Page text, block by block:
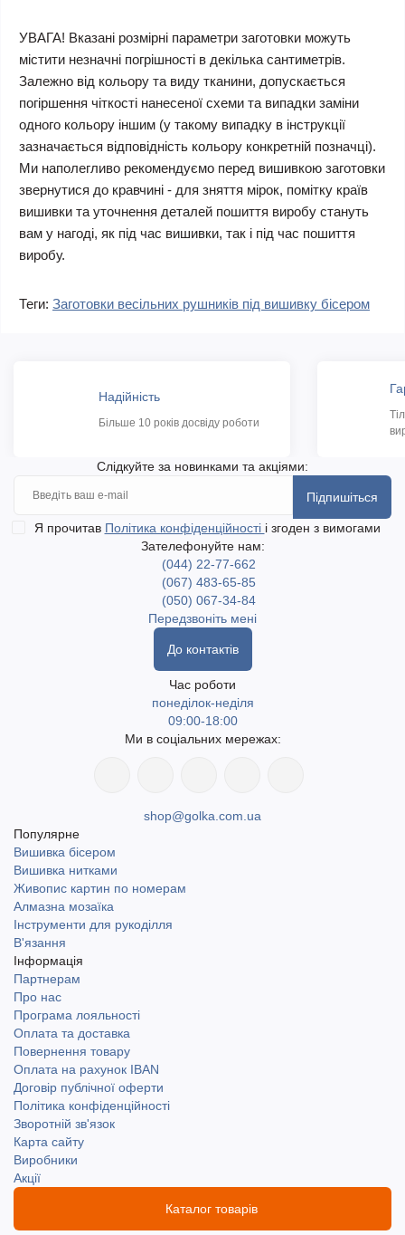
УВАГА! Вказані розмірні параметри заготовки можуть
містити незначні погрішності в декілька сантиметрів.
Залежно від кольору та виду тканини, допускається
погіршення чіткості нанесеної схеми та випадки заміни
одного кольору іншим (у такому випадку в інструкції
зазначається відповідність кольору конкретній позначці).
Ми наполегливо рекомендуємо перед вишивкою заготовки
звернутися до кравчині - для зняття мірок, помітку країв
вишивки та уточнення деталей пошиття виробу стануть
вам у нагоді, як під час вишивки, так і під час пошиття
виробу.
Теги: Заготовки весільних рушників під вишивку бісером
Надійність
Більше 10 років досвіду роботи
Слідкуйте за новинками та акціями:
Підпишіться
Я прочитав Політика конфіденційності і згоден з вимогами
Зателефонуйте нам:
(044) 22-77-662
(067) 483-65-85
(050) 067-34-84
Передзвоніть мені
До контактів
Час роботи
понеділок-неділя
09:00-18:00
Ми в соціальних мережах:
shop@golka.com.ua
Популярне
Вишивка бісером
Вишивка нитками
Живопис картин по номерам
Алмазна мозаїка
Інструменти для рукоділля
В'язання
Інформація
Партнерам
Про нас
Програма лояльності
Оплата та доставка
Повернення товару
Оплата на рахунок IBAN
Договір публічної оферти
Політика конфіденційності
Зворотній зв'язок
Карта сайту
Виробники
Акції
Каталог товарів